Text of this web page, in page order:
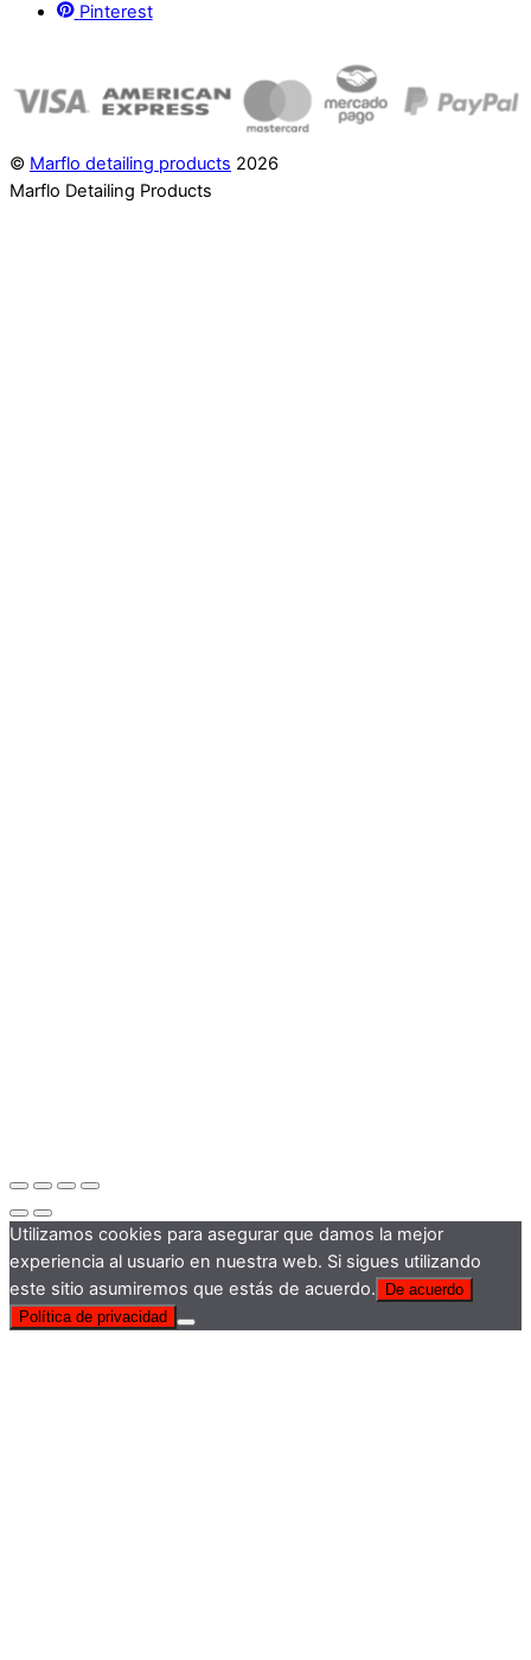
Pinterest
© Marflo detailing products 2026
Marflo Detailing Products
Utilizamos cookies para asegurar que damos la mejor
experiencia al usuario en nuestra web. Si sigues utilizando
este sitio asumiremos que estás de acuerdo.
De acuerdo
Política de privacidad